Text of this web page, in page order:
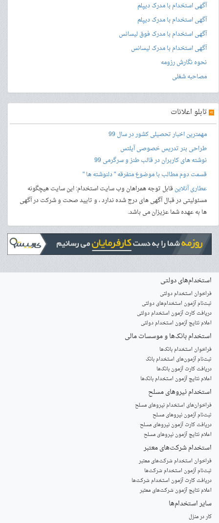
آگهی استخدام با مدرک دیپلم
آگهی استخدام با مدرک دیپلم
آگهی استخدام با مدرک فوق لیسانس
آگهی استخدام با مدرک لیسانس
نحوه نگارش رزومه
مصاحبه شغلی
» تابلو اعلانات
مهمترین اخبار تحصیلی کشور در سال 99
طراحی بنرتدریس خصوصی آیلتس
نوشته های کاربران در قالب طنز و سرگرمی 99
قسمت دوم مطالب با موضوع متفرقه " دلنوشته ها "
عطاری آنلاینقابل توجه همراهان وب سایت استخدام: این سایت هیچگونه
مسئولیتی در قبال آگهی های درج شده ندارد ، و تایید صحت و شرکت در آگهی
ها به عهده شما عزیزان می باشد.
استخدام‌های دولتی
فراخوان استخدام دولتی
ثبت‌نام آزمون‌ استخدام‌های دولتی
دریافت کارت آزمون استخدام دولتی
اعلام نتایج آزمون استخدام دولتی
استخدام‌ بانک‌ها و موسسات مالی
فراخوان استخدام بانک‌ها
‌ثبت‌نام آزمون‌های استخدام بانک
دریافت کارت آزمون بانک‌ها
اعلام نتایج آزمون استخدام بانک‌ها
استخدام‌ نیروهای مسلح
‌فراخوان‌های استخدام‌ نیروهای مسلح
ثبت‌نام آزمون نیروهای مسلح
دریافت کارت آزمون نیروهای مسلح
اعلام نتایج آزمون نیروهای مسلح
استخدام‌ شرکت‌های معتبر
فراخوان استخدام شرکت‌های معتبر
ثبت‌نام آزمون استخدام شرکت‌ها
دریافت کارت آزمون استخدام شرکت‌ها
اعلام نتایج آزمون شرکت‌های معتبر
سایر استخدام‌ها
کار در منزل